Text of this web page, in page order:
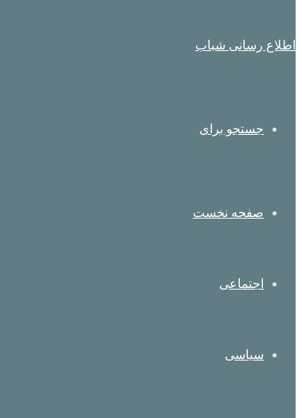
اطلاع رسانی شباب
جستجو برای
صفحه نخست
اجتماعی
سیاسی